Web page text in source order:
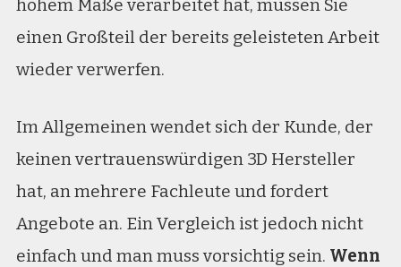
hohem Maße verarbeitet hat, müssen Sie
einen Großteil der bereits geleisteten Arbeit
wieder verwerfen.
Im Allgemeinen wendet sich der Kunde, der
keinen vertrauenswürdigen 3D Hersteller
hat, an mehrere Fachleute und fordert
Angebote an. Ein Vergleich ist jedoch nicht
einfach und man muss vorsichtig sein. Wenn